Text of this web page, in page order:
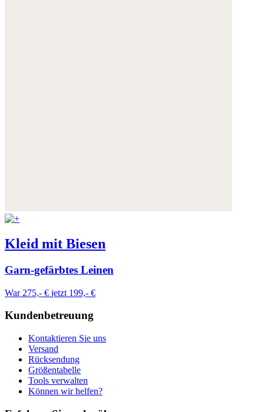
Kleid mit Biesen
Garn-gefärbtes Leinen
War 275,- € jetzt 199,- €
Kundenbetreuung
Kontaktieren Sie uns
Versand
Rücksendung
Größentabelle
Tools verwalten
Können wir helfen?